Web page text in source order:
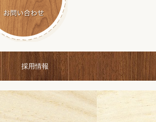
採用情報